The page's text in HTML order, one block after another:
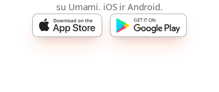
su Umami. iOS ir Android.